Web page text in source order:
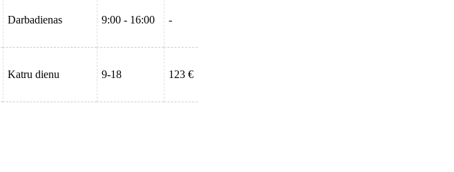
Darbadienas 9:00 - 16:00 -
Katru dienu 9-18 123 €